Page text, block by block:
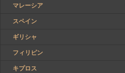
マレーシア
スペイン
ギリシャ
フィリピン
キプロス